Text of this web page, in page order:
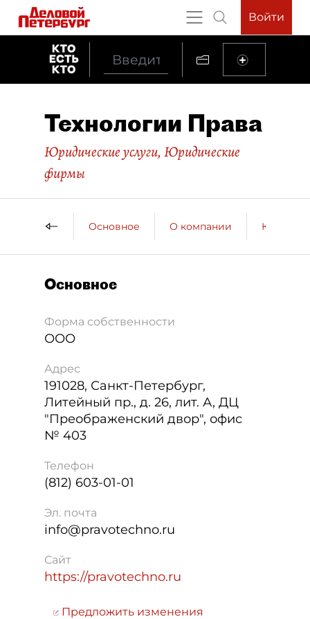
Войти
Технологии Права
Юридические услуги, Юридические
фирмы
Основное О компании
Основное
Форма собственности
ООО
Адрес
191028, Санкт-Петербург,
Литейный пр., д. 26, лит. А, ДЦ
"Преображенский двор", офис
№ 403
Телефон
(812) 603-01-01
Эл. почта
info@pravotechno.ru
Сайт
https://pravotechno.ru
Предложить изменения